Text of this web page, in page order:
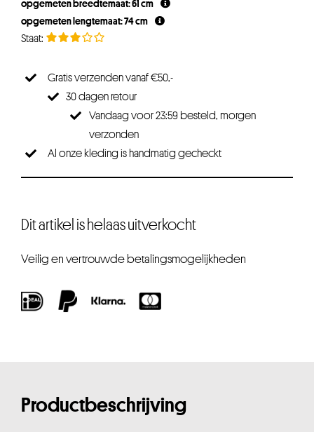
opgemeten breedtemaat: 61 cm
opgemeten lengtemaat: 74 cm
Gratis verzenden vanaf €50,-
30 dagen retour
Vandaag voor 23:59 besteld, morgen
verzonden
Al onze kleding is handmatig gecheckt
Dit artikel is helaas uitverkocht
Veilig en vertrouwde betalingsmogelijkheden
Productbeschrijving